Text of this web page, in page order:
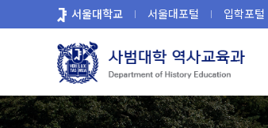
로
뉴
서울대학교 서울대포털 입학포털